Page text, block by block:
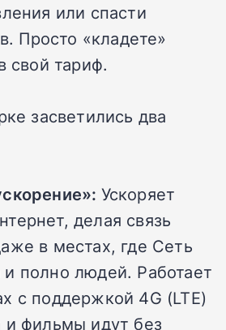
или спасти
Просто «кладете»
свой тариф.
засветились два
Ускоряет
делая связь
в местах, где Сеть
полно людей. Работает
с поддержкой 4G (LTE)
фильмы идут без